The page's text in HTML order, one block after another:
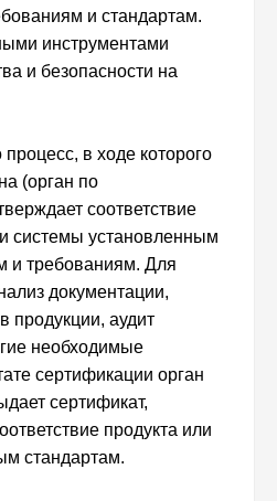
и стандартам.
инструментами
и безопасности на
в ходе которого
(орган по
соответствие
системы установленным
и требованиям. Для
документации,
продукции, аудит
необходимые
сертификации орган
сертификат,
продукта или
стандартам.